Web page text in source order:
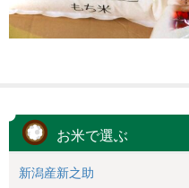
お米で選ぶ
新潟産新之助